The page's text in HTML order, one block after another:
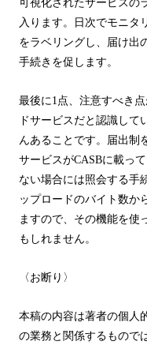
可視化されたサービスの
入ります。日次でモニタ
をラベリングし、届け出
手続きを促します。
最後に 1 点、注意すべき
ドサービスだと認識して
んあることです。届出制
サービスがCASBに載っ
ない場合には照会する手
ップロードのバイト数か
ますので、その機能を使
もしれません。
〈お断り〉
本稿の内容は著者の個人
の業務と関係するもので